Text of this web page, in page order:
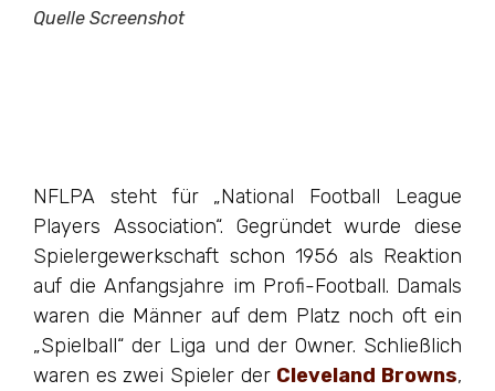
Quelle Screenshot
NFLPA steht für „National Football League
Players Association“. Gegründet wurde diese
Spielergewerkschaft schon 1956 als Reaktion
auf die Anfangsjahre im Profi-Football. Damals
waren die Männer auf dem Platz noch oft ein
„Spielball“ der Liga und der Owner. Schließlich
waren es zwei Spieler der Cleveland Browns,